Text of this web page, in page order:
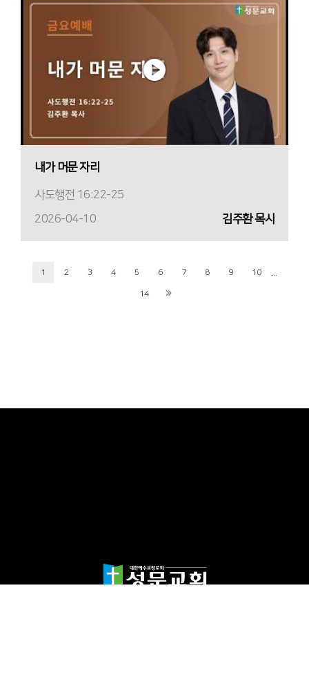
내가 머문 자리
사도행전 16:22-25
2026-04-10
김주환 목사
1 2 3 4 5 6 7 8 9 10 ...
14